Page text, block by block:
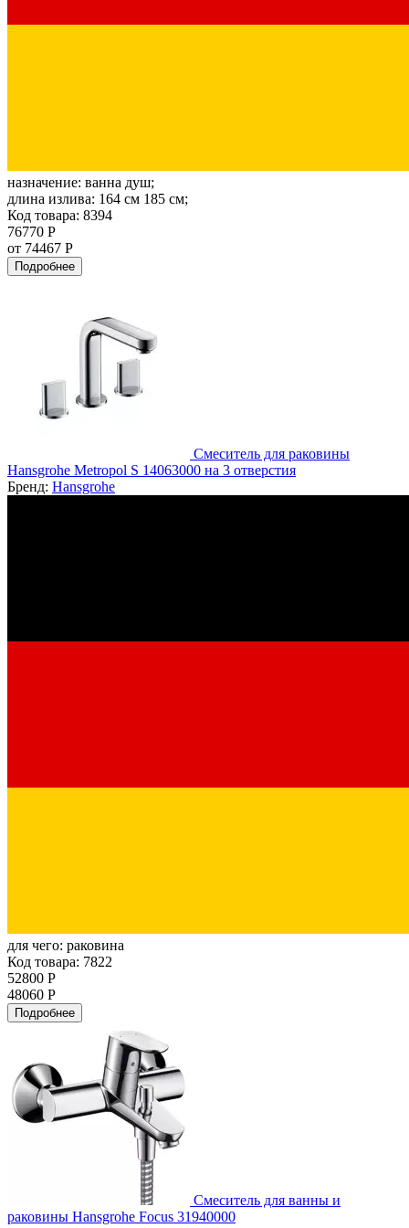
назначение: ванна душ;
длина излива: 164 см 185 см;
Код товара: 8394
76770 Р
от 74467 Р
Подробнее
Смеситель для раковины
Hansgrohe Metropol S 14063000 на 3 отверстия
Бренд: Hansgrohe
для чего: раковина
Код товара: 7822
52800 Р
48060 Р
Подробнее
Смеситель для ванны и
раковины Hansgrohe Focus 31940000